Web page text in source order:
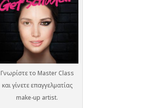
Γνωρίστε το Master Class
και γίνετε επαγγελματίας
make-up artist.